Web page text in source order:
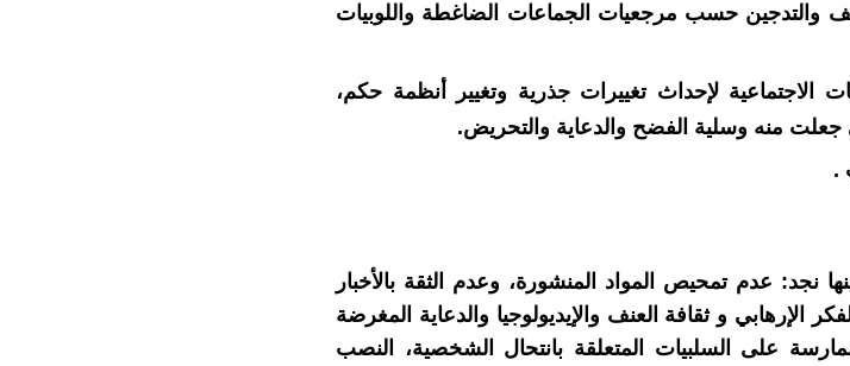
والتدجين حسب مرجعيات الجماعات الضاغطة واللوبيات
الاجتماعية لإحداث تغييرات جذرية وتغيير أنظمة حكم،
منه وسلية الفضح والدعاية والتحريض.
.
نجد: عدم تمحيص المواد المنشورة، وعدم الثقة بالأخبار
الإرهابي و ثقافة العنف والإيديولوجيا والدعاية المغرضة
على السلبيات المتعلقة بانتحال الشخصية، النصب